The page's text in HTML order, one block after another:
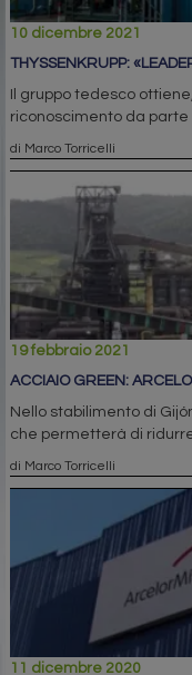
10 dicembre 2021
THYSSENKRUPP:
Il gruppo tedesco
riconoscimento da parte
di Marco Torricelli
19 febbraio 2021
ACCIAIO GREEN:
Nello stabilimento di
che permetterà di
di Marco Torricelli
11 dicembre 2020